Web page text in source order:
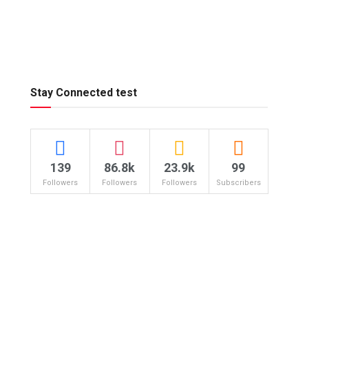
Stay Connected test
139
Followers
86.8k
Followers
23.9k
Followers
99
Subscribers